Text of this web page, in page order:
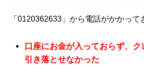
「0120362633」から電話がかかって
口座にお金が入っておらず、
引き落とせなかった